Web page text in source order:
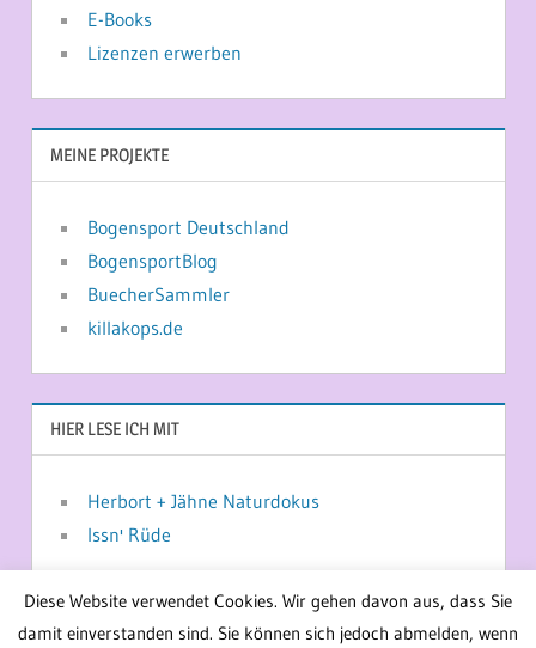
E-Books
Lizenzen erwerben
MEINE PROJEKTE
Bogensport Deutschland
BogensportBlog
BuecherSammler
killakops.de
HIER LESE ICH MIT
Herbort + Jähne Naturdokus
Issn' Rüde
Diese Website verwendet Cookies. Wir gehen davon aus, dass Sie
damit einverstanden sind. Sie können sich jedoch abmelden, wenn